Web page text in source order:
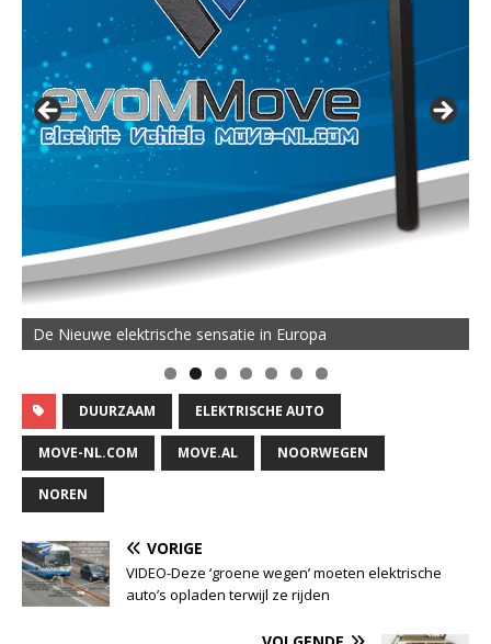
De Nieuwe elektrische sensatie in Europa
DUURZAAM ELEKTRISCHE AUTO
MOVE-NL.COM MOVE.AL NOORWEGEN
NOREN
VORIGE
VIDEO-Deze ‘groene wegen’ moeten elektrische
auto’s opladen terwijl ze rijden